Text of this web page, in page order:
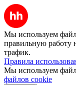
Мы используем
правильную работу
трафик.
Правила
Мы используем
файлов cookie